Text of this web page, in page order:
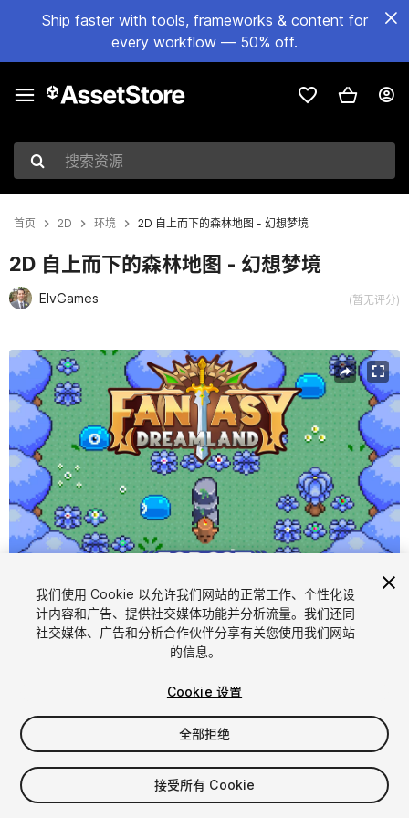
Ship faster with tools, frameworks & content for
every workflow — 50% off.
搜索资源
首页 2D 环境 2D 自上而下的森林地图 - 幻想梦境
2D 自上而下的森林地图 - 幻想梦境
ElvGames (暂无评分)
当前幻灯片：1 / 4
1/4
$5.99
增值税将在结算时计算
我们使用 Cookie 以允许我们网站的正常工作、个性化设
计内容和广告、提供社交媒体功能并分析流量。我们还同
社交媒体、广告和分析合作伙伴分享有关您使用我们网站
的信息。
Cookie 设置
全部拒绝
接受所有 Cookie